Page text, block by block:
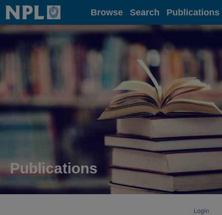
Home Browse Search Publications
Publications
Login